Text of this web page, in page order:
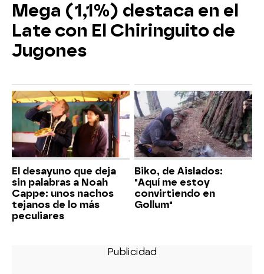
Mega (1,1%) destaca en el
Late con El Chiringuito de
Jugones
El desayuno que deja
sin palabras a Noah
Cappe: unos nachos
tejanos de lo más
peculiares
Biko, de Aislados:
"Aquí me estoy
convirtiendo en
Gollum"